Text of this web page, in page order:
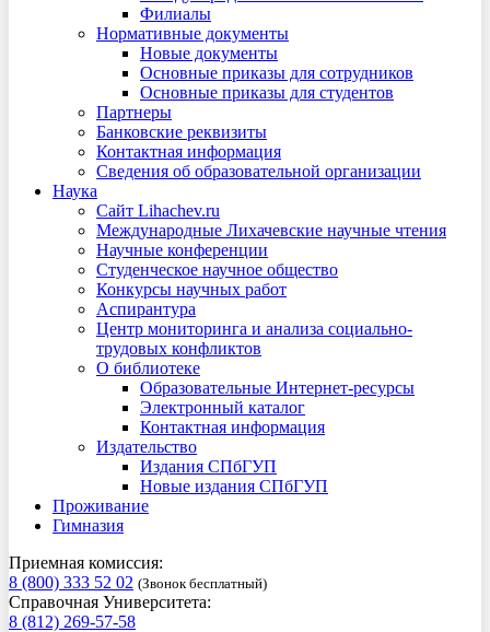
Филиалы
Нормативные документы
Новые документы
Основные приказы для сотрудников
Основные приказы для студентов
Партнеры
Банковские реквизиты
Контактная информация
Сведения об образовательной организации
Наука
Сайт Lihachev.ru
Международные Лихачевские научные чтения
Научные конференции
Студенческое научное общество
Конкурсы научных работ
Аспирантура
Центр мониторинга и анализа социально-
трудовых конфликтов
О библиотеке
Образовательные Интернет-ресурсы
Электронный каталог
Контактная информация
Издательство
Издания СПбГУП
Новые издания СПбГУП
Проживание
Гимназия
Приемная комиссия:
8 (800) 333 52 02 (Звонок бесплатный)
Справочная Университета:
8 (812) 269-57-58